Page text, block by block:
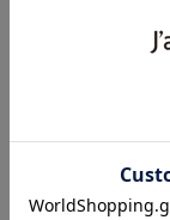
NEW! 予約